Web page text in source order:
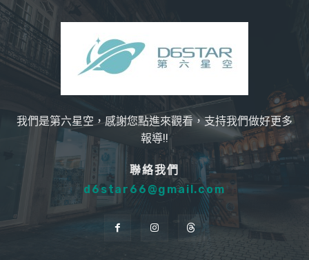
我們是第六星空，感謝您點進來觀看，支持我們做好更多
報導!!
聯絡我們
d6star66@gmail.com